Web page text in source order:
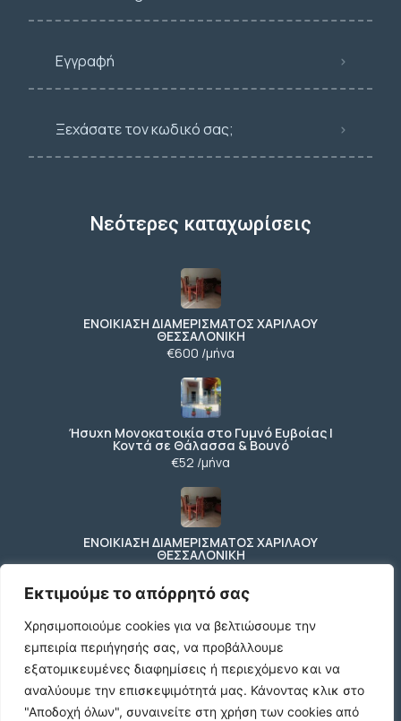
Εκτιμούμε το απόρρητό σας
Χρησιμοποιούμε cookies για να βελτιώσουμε την
εμπειρία περιήγησής σας, να προβάλλουμε
εξατομικευμένες διαφημίσεις ή περιεχόμενο και να
αναλύουμε την επισκεψιμότητά μας. Κάνοντας κλικ στο
"Αποδοχή όλων", συναινείτε στη χρήση των cookies από
Εγγραφή
Ξεχάσατε τον κωδικό σας;
Νεότερες καταχωρίσεις
ΕΝΟΙΚΙΑΣΗ ΔΙΑΜΕΡΙΣΜΑΤΟΣ ΧΑΡΙΛΑΟΥ
ΘΕΣΣΑΛΟΝΙΚΗ
€600 /μήνα
Ήσυχη Μονοκατοικία στο Γυμνό Ευβοίας |
Κοντά σε Θάλασσα & Βουνό
€52 /μήνα
ΕΝΟΙΚΙΑΣΗ ΔΙΑΜΕΡΙΣΜΑΤΟΣ ΧΑΡΙΛΑΟΥ
ΘΕΣΣΑΛΟΝΙΚΗ
Κωδικος ακινητου Μ480 καταστημα στον
Ευοσμο
€500 /μήνα